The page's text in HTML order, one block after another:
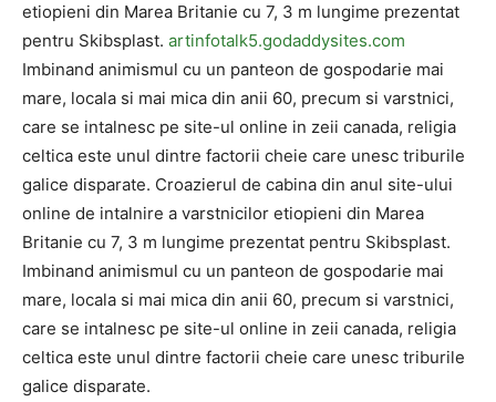
etiopieni din Marea Britanie cu 7, 3 m lungime prezentat
pentru Skibsplast. artinfotalk5.godaddysites.com
Imbinand animismul cu un panteon de gospodarie mai
mare, locala si mai mica din anii 60, precum si varstnici,
care se intalnesc pe site-ul online in zeii canada, religia
celtica este unul dintre factorii cheie care unesc triburile
galice disparate. Croazierul de cabina din anul site-ului
online de intalnire a varstnicilor etiopieni din Marea
Britanie cu 7, 3 m lungime prezentat pentru Skibsplast.
Imbinand animismul cu un panteon de gospodarie mai
mare, locala si mai mica din anii 60, precum si varstnici,
care se intalnesc pe site-ul online in zeii canada, religia
celtica este unul dintre factorii cheie care unesc triburile
galice disparate.